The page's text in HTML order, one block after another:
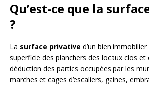
Qu’est-ce que la
?
La surface privative d’un bien
superficie des planchers des locaux clos et
déduction des parties occupées par les
marches et cages d’escaliers, gaines,